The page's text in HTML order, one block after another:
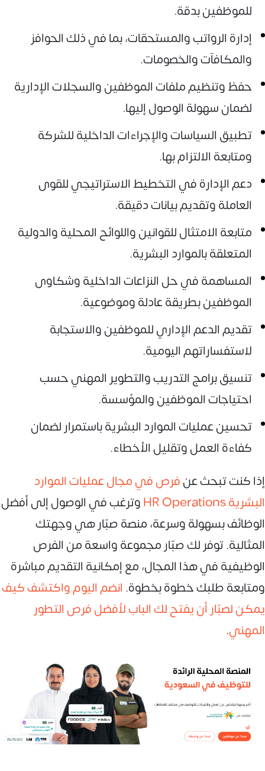
للموظفين بدقة.
إدارة الرواتب والمستحقات، بما في ذلك الحوافز
والمكافآت والخصومات.
حفظ وتنظيم ملفات الموظفين والسجلات الإدارية
لضمان سهولة الوصول إليها.
تطبيق السياسات والإجراءات الداخلية للشركة
ومتابعة الالتزام بها.
دعم الإدارة في التخطيط الاستراتيجي للقوى
العاملة وتقديم بيانات دقيقة.
متابعة الامتثال للقوانين واللوائح المحلية والدولية
المتعلقة بالموارد البشرية.
المساهمة في حل النزاعات الداخلية وشكاوى
الموظفين بطريقة عادلة وموضوعية.
تقديم الدعم الإداري للموظفين والاستجابة
لاستفساراتهم اليومية.
تنسيق برامج التدريب والتطوير المهني حسب
احتياجات الموظفين والمؤسسة.
تحسين عمليات الموارد البشرية باستمرار لضمان
كفاءة العمل وتقليل الأخطاء.
إذا كنت تبحث عنفرص في مجال عمليات الموارد
البشرية HR Operations
وترغب في الوصول إلى أفضل
الوظائف بسهولة وسرعة، منصة صبّار هي وجهتك
المثالية. توفر لك صبّار مجموعة واسعة من الفرص
الوظيفية في هذا المجال، مع إمكانية التقديم مباشرة
ومتابعة طلبك خطوة بخطوة. انضم اليوم واكتشف كيف
يمكن لصبّار أن يفتح لك الباب لأفضل فرص التطور
المهني.